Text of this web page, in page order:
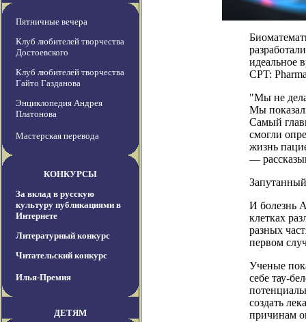
Пятничные вечера
Клуб любителей творчества
Достоевского
Клуб любителей творчества
Гайто Газданова
Энциклопедия Андрея
Платонова
Мастерская перевода
КОНКУРСЫ
За вклад в русскую
культуру публикациями в
Интернете
Литературный конкурс
Читательский конкурс
Илья-Премия
ДЕТЯМ
идеальное
CPT:
"Мы не
Мы
Самый
смогли
жизнь
—
И болезнь
клетках
разных
первом
Ученые
себе тау-
создать
причинам